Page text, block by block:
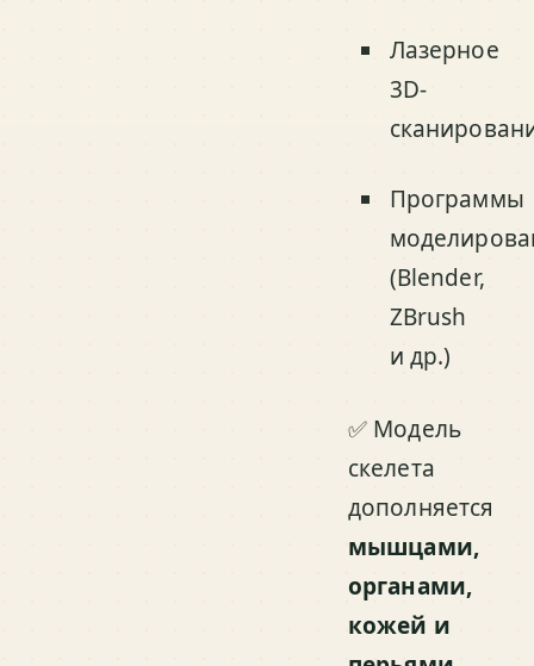
Лазерное
3D-
Программы
(Blender,
ZBrush
и др.)
✅ Модель
скелета
дополняется
мышцами,
органами,
кожей и